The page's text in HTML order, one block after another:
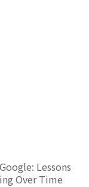
Lessons
Over Time